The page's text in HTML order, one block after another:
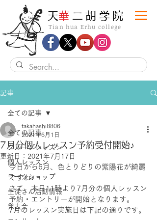
Tian hua Erhu college
​天華 二胡学院
記事
全ての記事
グループレッスン
個人レッスン
ワークショップ
生徒さん活動情報
発表会
全ての記事
7月分個人レッスン予約受付開始♪
takahashi8806
2021年6月1日
更新日： 2021年7月17日
今日から6月、色とりどりの紫陽花が綺麗
ですね♪
さて、本日11時より7月分の個人レッスン
予約・エントリーが開始となります。
7月のレッスン実施日は下記の通りです。